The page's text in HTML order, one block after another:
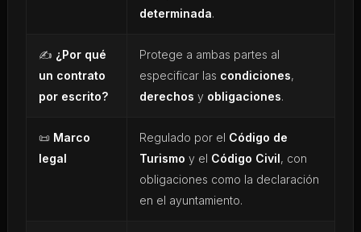
determinada.
✍️ ¿Por qué
un contrato
por escrito?
Protege a ambas partes al
especificar las condiciones,
derechos y obligaciones.
📜 Marco
legal
Regulado por el Código de
Turismo y el Código Civil, con
obligaciones como la declaración
en el ayuntamiento.